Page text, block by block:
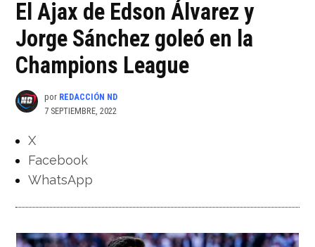
El Ajax de Edson Álvarez y
Jorge Sánchez goleó en la
Champions League
por REDACCIÓN ND
7 SEPTIEMBRE, 2022
X
Facebook
WhatsApp